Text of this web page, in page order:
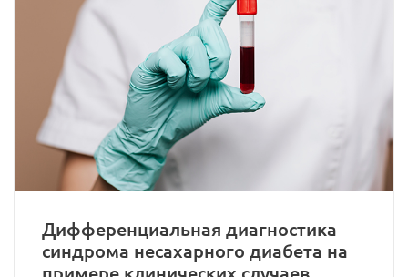
Дифференциальная диагностика
синдрома несахарного диабета на